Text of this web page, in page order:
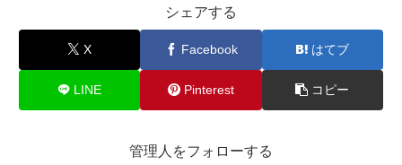
シェアする
X Facebook はてブ
LINE Pinterest コピー
管理人をフォローする